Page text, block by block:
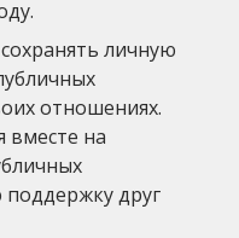
личную
отношениях.
вместе на
друг